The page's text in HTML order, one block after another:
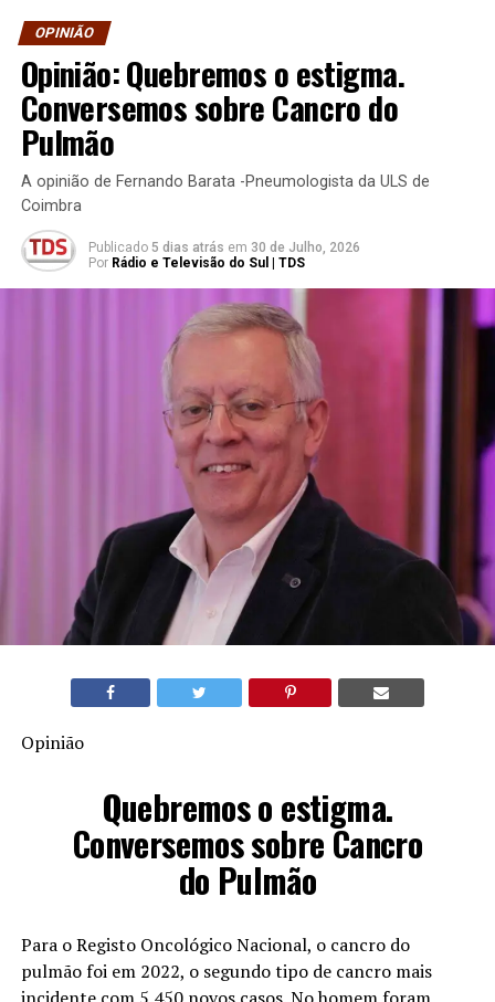
OPINIÃO
Opinião: Quebremos o estigma.
Conversemos sobre Cancro do
Pulmão
A opinião de Fernando Barata -Pneumologista da ULS de
Coimbra
Publicado 5 dias atrás em 30 de Julho, 2026
Por Rádio e Televisão do Sul | TDS
Opinião
Quebremos o estigma.
Conversemos sobre Cancro
do Pulmão
Para o Registo Oncológico Nacional, o cancro do
pulmão foi em 2022, o segundo tipo de cancro mais
incidente com 5.450 novos casos. No homem foram